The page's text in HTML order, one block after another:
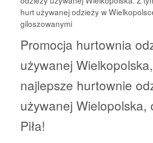
hurt używanej odzieży w
giloszowanymi
Promocja hurtownia
używanej
najlepsze hurtownie
używanej Wielopolska,
Piła!